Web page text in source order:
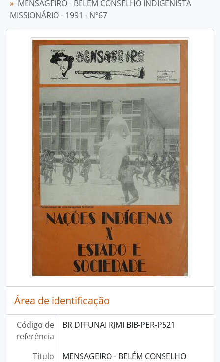
MENSAGEIRO - BELÉM CONSELHO INDIGENISTA
MISSIONÁRIO - 1991 - Nº67
Área de identificação
Código de
referência
BR DFFUNAI RJMI BIB-PER-P521
Título
MENSAGEIRO - BELÉM CONSELHO